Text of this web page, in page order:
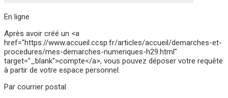
En ligne
Après avoir créé un <a
href="https://www.accueil.ccsp.fr/articles/accueil/demarches-et-
procedures/mes-demarches-numeriques-h29.html"
target="_blank">compte</a>, vous pouvez déposer votre requête
à partir de votre espace personnel.
Par courrier postal